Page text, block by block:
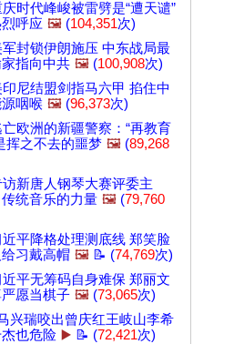
时代峰峻被雷劈是“遭天谴”
呼应 🖼️ (104,351次)
军封锁伊朗施压 中东战局最
指向中共 🖼️ (100,908次)
印尼结盟剑指马六甲 掐住中
咽喉 🖼️ (96,373次)
亡欧洲的新疆警察：“再教育
挥之不去的噩梦 🖼️ (89,268
访新唐人钢琴大赛评委主
传统音乐的力量 🖼️ (79,760
近平降格处理测底线 郑笑脸
习戴高帽 🖼️ 📝 (74,769次)
近平无筹码自身难保 郑丽文
愿当棋子 🖼️ (73,065次)
兴瑞咬出曾庆红王岐山李希
也危险 ▶️ 📝 (72,421次)